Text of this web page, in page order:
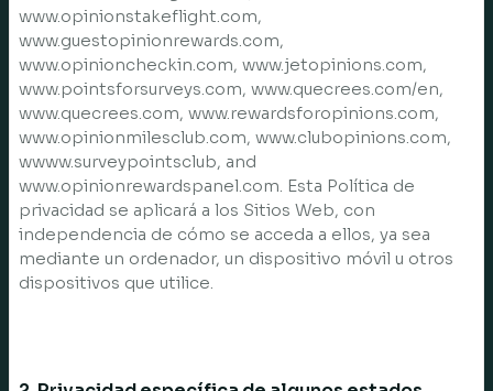
www.opinionstakeflight.com,
www.guestopinionrewards.com,
www.opinioncheckin.com, www.jetopinions.com,
www.pointsforsurveys.com, www.quecrees.com/en,
www.quecrees.com, www.rewardsforopinions.com,
www.opinionmilesclub.com, www.clubopinions.com,
wwww.surveypointsclub, and
www.opinionrewardspanel.com. Esta Política de
privacidad se aplicará a los Sitios Web, con
independencia de cómo se acceda a ellos, ya sea
mediante un ordenador, un dispositivo móvil u otros
dispositivos que utilice.